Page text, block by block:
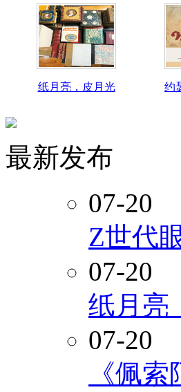
纸月亮，皮月光 约
最新发布
07-20
Z世代
07-20
纸月亮
07-20
《佩